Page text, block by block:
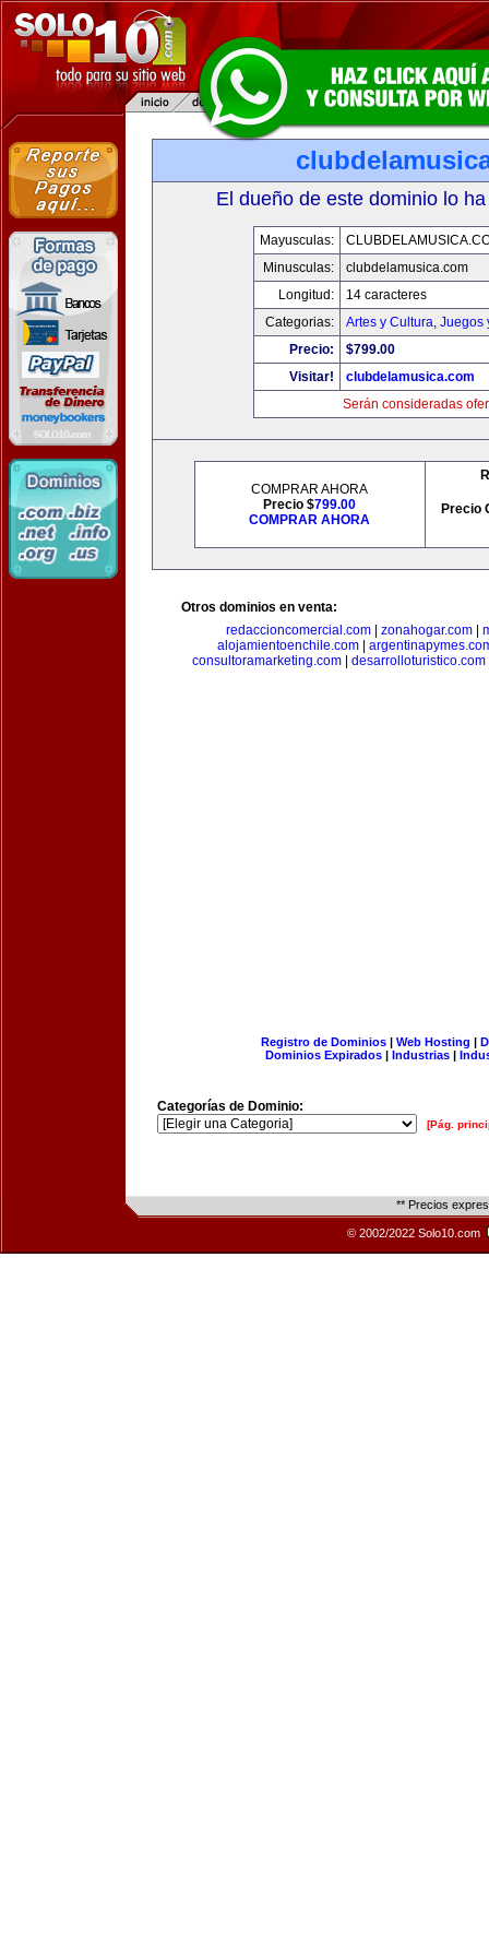
El dueño de este dominio lo
Mayusculas:
Minusculas:
clubdelamusica.com
Longitud:
14 caracteres
Categorias:
Artes y Cultura, Juegos
Precio:
$799.00
Visitar!
clubdelamusica.com
Serán consideradas
COMPRAR AHORA
Precio $799.00
COMPRAR AHORA
Precio
Otros dominios en venta:
redaccioncomercial.com
zonahogar.com
alojamientoenchile.com
consultoramarketing.com
desarrolloturistico.com
Registro de Dominios| Web Hosting |
Dominios Expirados | Industrias |
Categorías de Dominio:
[Pág.
** Precios
© 2002/2022 Solo10.com